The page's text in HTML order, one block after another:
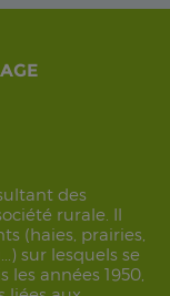
des
rurale. Il
(haies, prairies,
sur lesquels se
années 1950,